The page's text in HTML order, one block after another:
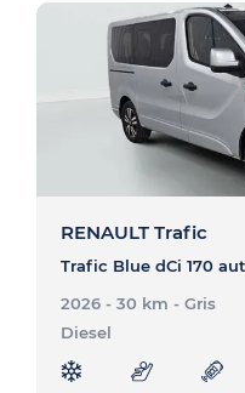
RENAULT Trafic
2026 - 30 km - Gris
Diesel